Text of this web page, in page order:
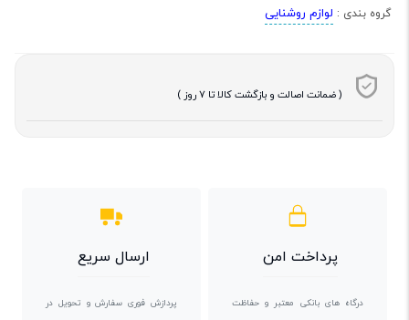
گروه بندی : لوازم روشنایی
( ضمانت اصالت و بازگشت کالا تا 7 روز )
پرداخت امن
درگاه های بانکی معتبر و حفاظت
ارسال سریع
پردازش فوری سفارش و تحویل در